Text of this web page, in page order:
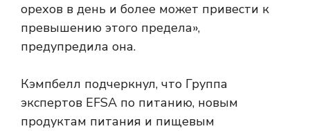
орехов в день и более может привести к
превышению этого предела»,
предупредила она.
Кэмпбелл подчеркнул, что Группа
экспертов EFSA по питанию, новым
продуктам питания и пищевым